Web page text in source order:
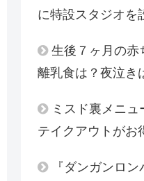
に特設スタジオを
生後７ヶ月の赤
離乳食は？夜泣き
ミスド裏メニ
テイクアウトがお
『ダンガンロ